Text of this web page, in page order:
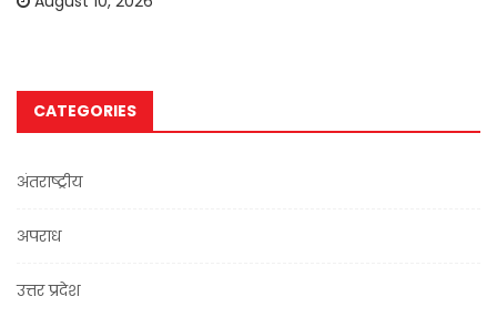
CATEGORIES
अंतराष्ट्रीय
अपराध
उत्तर प्रदेश